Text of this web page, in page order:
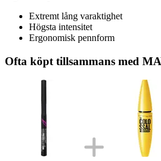
Extremt lång varaktighet
Högsta intensitet
Ergonomisk pennform
Ofta köpt tillsammans med